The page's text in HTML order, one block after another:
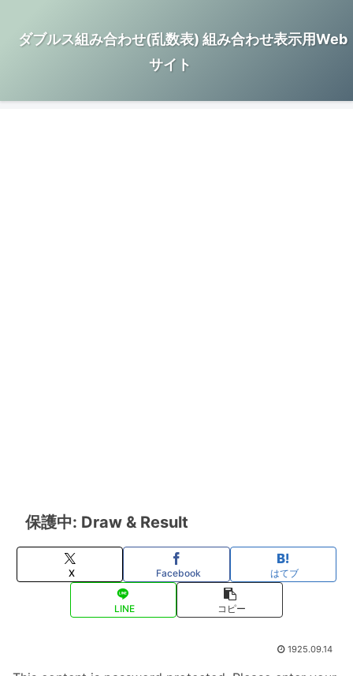
ダブルス組み合わせ(乱数表) 組み合わせ表示用Web
サイト
保護中: Draw & Result
X Facebook はてブ
LINE コピー
1925.09.14